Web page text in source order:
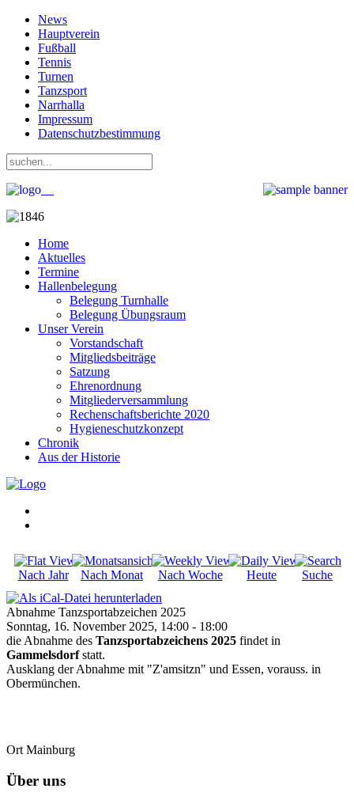
News
Hauptverein
Fußball
Tennis
Turnen
Tanzsport
Narrhalla
Impressum
Datenschutzbestimmung
Home
Aktuelles
Termine
Hallenbelegung
Belegung Turnhalle
Belegung Übungsraum
Unser Verein
Vorstandschaft
Mitgliedsbeiträge
Satzung
Ehrenordnung
Mitgliederversammlung
Rechenschaftsberichte 2020
Hygieneschutzkonzept
Chronik
Aus der Historie
Nach Jahr Nach Monat Nach Woche Heute Suche
Abnahme Tanzsportabzeichen 2025
Sonntag, 16. November 2025, 14:00 - 18:00
die Abnahme des Tanzsportabzeichens 2025 findet in
Gammelsdorfstatt.
Ausklang der Abnahme mit "Z'amsitzn" und Essen, vorauss. in
Obermünchen.
Ort Mainburg
Über uns